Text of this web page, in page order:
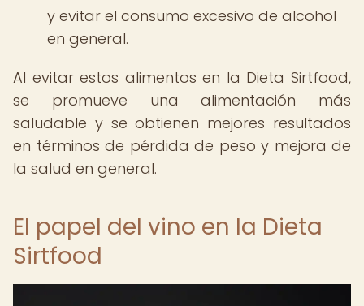
y evitar el consumo excesivo de alcohol
en general.
Al evitar estos alimentos en la Dieta Sirtfood,
se promueve una alimentación más
saludable y se obtienen mejores resultados
en términos de pérdida de peso y mejora de
la salud en general.
El papel del vino en la Dieta
Sirtfood